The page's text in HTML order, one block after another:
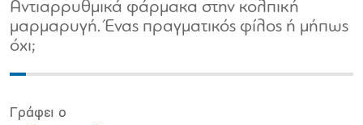
Αντιαρρυθµικά φάρµακα στην κολπική
µαρµαρυγή. Ένας πραγματικός φίλος ή μήπως
όχι;
Γράφει ο